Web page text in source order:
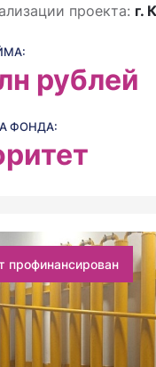
проекта: г.
рублей
ФОНДА:
профинансирован